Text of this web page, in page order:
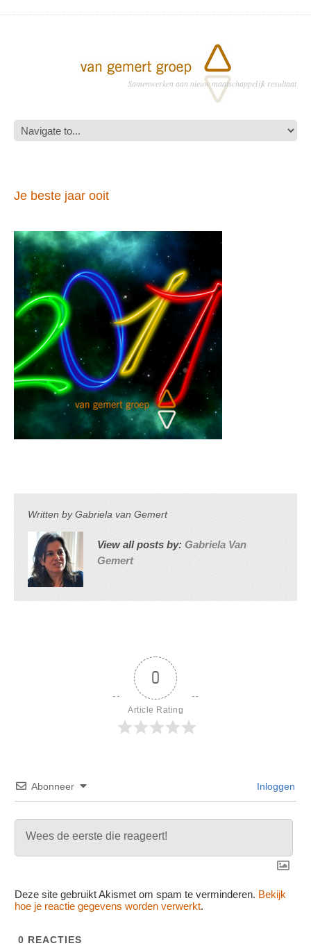
Samenwerken aan nieuw maatschappelijk resultaat
Je beste jaar ooit
Written byGabriela van Gemert
View all posts by: Gabriela Van
Gemert
0
Article Rating
Abonneer Inloggen
Deze site gebruikt Akismet om spam te verminderen. Bekijk
hoe je reactie gegevens worden verwerkt.
0 REACTIES